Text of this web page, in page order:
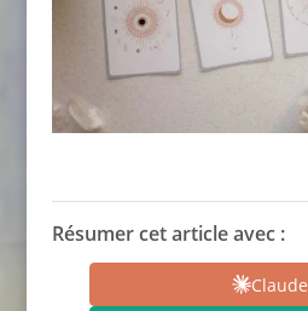
Résumer cet article avec :
Claude